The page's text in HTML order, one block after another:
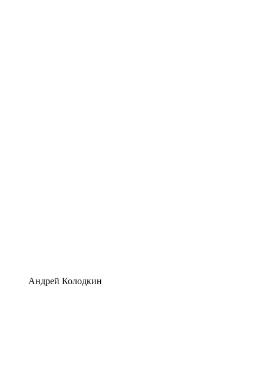
Андрей Колодкин